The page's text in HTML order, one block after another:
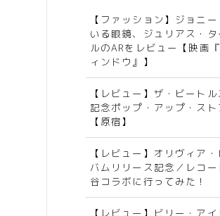
【ファッション】ジョニ
いる眼鏡、ジュリアス・
ルのARをレビュー【映画
ィンドウ』】
【レビュー】ザ・ビート
記念ポップ・アップ・スト
【原宿】
【レビュー】オリヴィア
バムリリース記念／レコー
谷コラボに行ってみた！
【レビュー】ビリー・ア